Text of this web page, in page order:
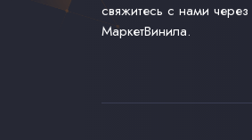
свяжитесь с нами через
МаркетВинила.